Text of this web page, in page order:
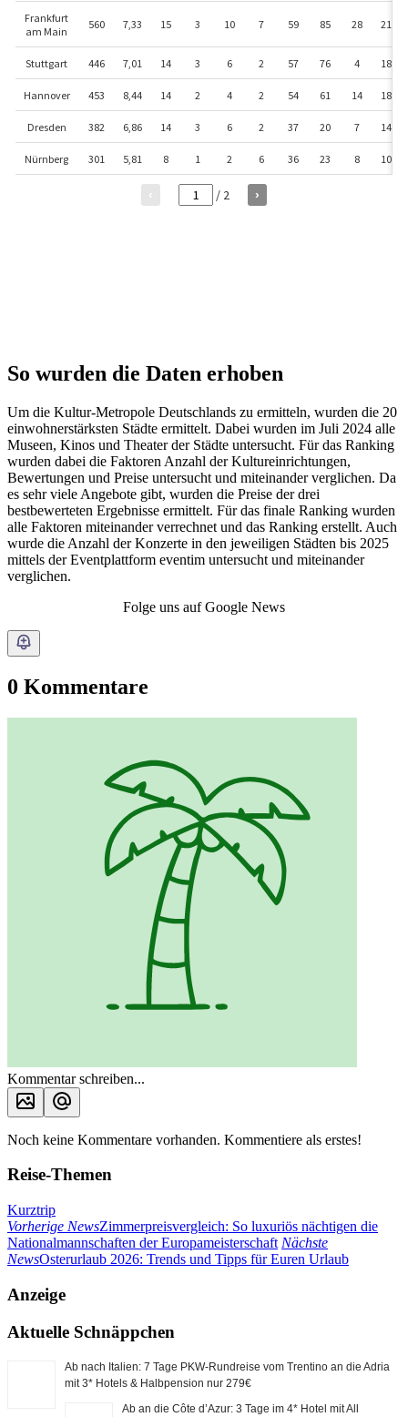
So wurden die Daten erhoben
Um die Kultur-Metropole Deutschlands zu ermitteln, wurden die 20
einwohnerstärksten Städte ermittelt. Dabei wurden im Juli 2024 alle
Museen, Kinos und Theater der Städte untersucht. Für das Ranking
wurden dabei die Faktoren Anzahl der Kultureinrichtungen,
Bewertungen und Preise untersucht und miteinander verglichen. Da
es sehr viele Angebote gibt, wurden die Preise der drei
bestbewerteten Ergebnisse ermittelt. Für das finale Ranking wurden
alle Faktoren miteinander verrechnet und das Ranking erstellt. Auch
wurde die Anzahl der Konzerte in den jeweiligen Städten bis 2025
mittels der Eventplattform eventim untersucht und miteinander
verglichen.
Folge uns auf Google News
0 Kommentare
Kommentar schreiben...
Noch keine Kommentare vorhanden. Kommentiere als erstes!
Reise-Themen
Kurztrip
Vorherige NewsZimmerpreisvergleich: So luxuriös nächtigen die
Nationalmannschaften der Europameisterschaft Nächste
NewsOsterurlaub 2026: Trends und Tipps für Euren Urlaub
Anzeige
Aktuelle Schnäppchen
Ab nach Italien: 7 Tage PKW-Rundreise vom Trentino an die Adria
mit 3* Hotels & Halbpension nur 279€
Ab an die Côte d’Azur: 3 Tage im 4* Hotel mit All